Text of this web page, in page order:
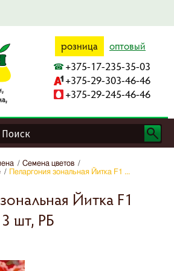
розница оптовый
+375-17-235-35-03
+375-29-303-46-46
+375-29-245-46-46
Семена цветов
Пеларгония зональная Йитка F1 ...
Йитка F1
шт, РБ